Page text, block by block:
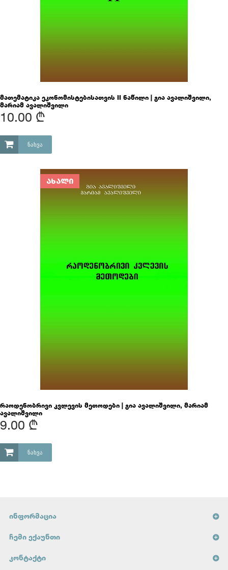
მათემატიკა ეკონომისტებისათვის II ნაწილი | გია ავალიშვილი,
მარიამ ავალიშვილი
10.00 ₾
ᲜᲐᲮᲕᲐ
ᲐᲮᲐᲚᲘ
რაოდენობრივი კვლევის მეთოდები | გია ავალიშვილი, მარიამ
ავალიშვილი
9.00 ₾
ᲜᲐᲮᲕᲐ
ᲘᲜᲤᲝᲠᲛᲐᲪᲘᲐ
ᲩᲔᲛᲘ ᲔᲥᲐᲣᲜᲗᲘ
ᲙᲝᲜᲢᲐᲥᲢᲘ